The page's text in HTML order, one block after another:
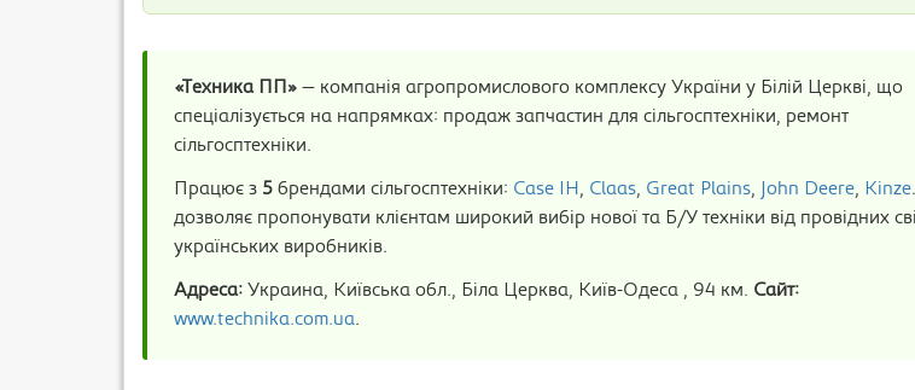
«Техника ПП» — компанія агропромислового комплексу України у Білій Церкві, що
спеціалізується на напрямках: продаж запчастин для сільгосптехніки, ремонт
сільгосптехніки.
Працює з 5 брендами сільгосптехніки: Case IH, Claas, Great Plains, John Deere, Kinze
дозволяє пропонувати клієнтам широкий вибір нової та Б/У техніки від провідних
українських виробників.
Адреса: Украина, Київська обл., Біла Церква, Київ-Одеса , 94 км. Сайт:
www.technika.com.ua.